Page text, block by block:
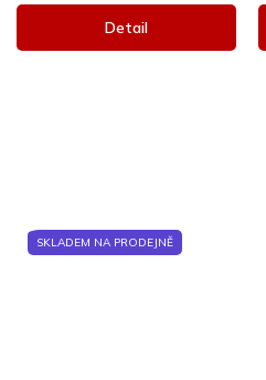
Detail
SKLADEM NA PRODEJNĚ